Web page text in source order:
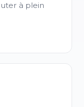
à plein